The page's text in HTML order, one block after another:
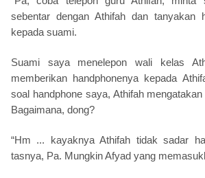
sebentar dengan Athifah dan tanyakan
kepada suami.
Suami saya menelepon wali kelas
memberikan handphonenya kepada
soal handphone saya, Athifah mengatakan
Bagaimana, dong?
“Hm ... kayaknya Athifah tidak sadar
tasnya, Pa. Mungkin Afyad yang